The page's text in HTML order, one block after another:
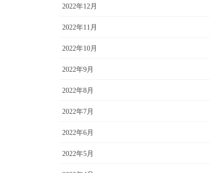
2022年12月
2022年11月
2022年10月
2022年9月
2022年8月
2022年7月
2022年6月
2022年5月